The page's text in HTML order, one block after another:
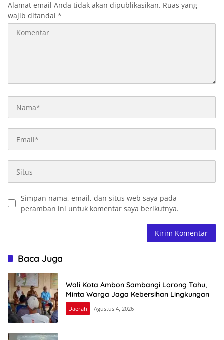
Alamat email Anda tidak akan dipublikasikan. Ruas yang
wajib ditandai *
Simpan nama, email, dan situs web saya pada
peramban ini untuk komentar saya berikutnya.
Baca Juga
Wali Kota Ambon Sambangi Lorong Tahu,
Minta Warga Jaga Kebersihan Lingkungan
Daerah Agustus 4, 2026